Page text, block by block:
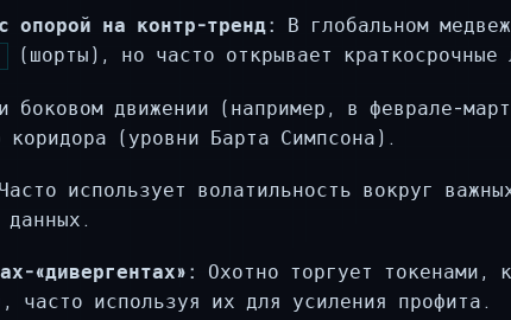
опорой на контр-тренд:
В глобальном
(шорты), но часто открывает краткосрочные
боковом движении (например, в феврале-
коридора (уровни Барта Симпсона).
использует волатильность вокруг
данных.
«дивергентах»:
Охотно торгует токенами,
часто используя их для усиления профита.